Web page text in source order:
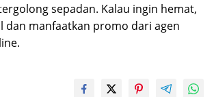
sepadan. Kalau ingin hemat,
dan manfaatkan promo dari agen